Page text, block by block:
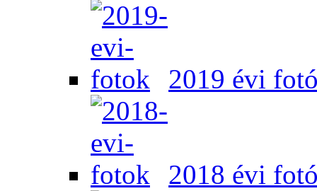
2019 évi
2018 évi